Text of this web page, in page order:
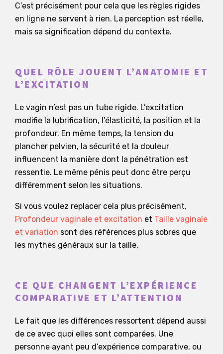
C’est précisément pour cela que les règles rigides
en ligne ne servent à rien. La perception est réelle,
mais sa signification dépend du contexte.
QUEL RÔLE JOUENT L’ANATOMIE ET
L’EXCITATION
Le vagin n’est pas un tube rigide. L’excitation
modifie la lubrification, l’élasticité, la position et la
profondeur. En même temps, la tension du
plancher pelvien, la sécurité et la douleur
influencent la manière dont la pénétration est
ressentie. Le même pénis peut donc être perçu
différemment selon les situations.
Si vous voulez replacer cela plus précisément,
Profondeur vaginale et excitation et Taille vaginale
et variation sont des références plus sobres que
les mythes généraux sur la taille.
CE QUE CHANGENT L’EXPÉRIENCE
COMPARATIVE ET L’ATTENTION
Le fait que les différences ressortent dépend aussi
de ce avec quoi elles sont comparées. Une
personne ayant peu d’expérience comparative, ou